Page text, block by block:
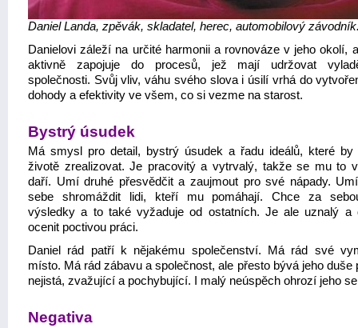
Daniel Landa, zpěvák, skladatel, herec, automobilový
Danielovi záleží na určité harmonii a rovnováze v jeho okolí,
aktivně zapojuje do procesů, jež mají udržovat
společnosti. Svůj vliv, váhu svého slova i úsilí vrhá do
dohody a efektivity ve všem, co si vezme na starost.
Bystrý úsudek
Má smysl pro detail, bystrý úsudek a řadu ideálů, které by
životě zrealizovat. Je pracovitý a vytrvalý, takže se mu to
daří. Umí druhé přesvědčit a zaujmout pro své nápady.
sebe shromáždit lidi, kteří mu pomáhají. Chce za
výsledky a to také vyžaduje od ostatních. Je ale uznalý a
ocenit poctivou práci.
Daniel rád patří k nějakému společenství. Má rád své
místo. Má rád zábavu a společnost, ale přesto bývá jeho duše
nejistá, zvažující a pochybující. I malý neúspěch ohrozí jeho
Negativa